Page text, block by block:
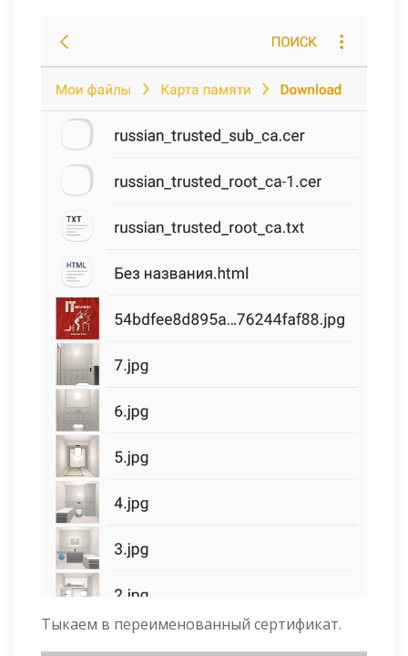
Тыкаем в переименованный сертификат.